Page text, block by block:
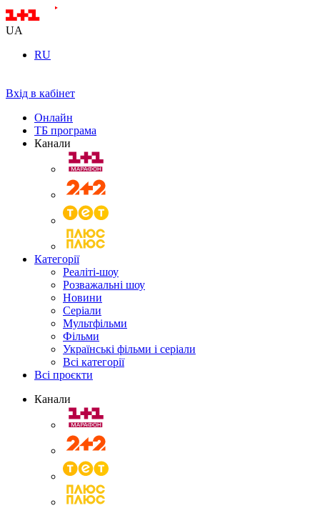
UA
RU
Вхід в кабінет
Онлайн
ТБ програма
Канали
Категорії
Реаліті-шоу
Розважальні шоу
Новини
Серіали
Мультфільми
Фільми
Українські фільми і серіали
Всі категорії
Всі проєкти
Канали